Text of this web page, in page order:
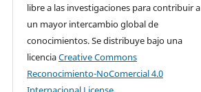
libre a las investigaciones para contribuir a
un mayor intercambio global de
conocimientos. Se distribuye bajo una
licenciaCreative Commons
Reconocimiento-NoComercial 4.0